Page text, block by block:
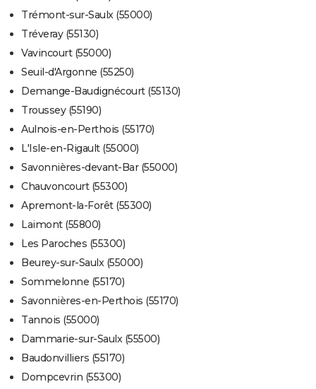
Trémont-sur-Saulx (55000)
Tréveray (55130)
Vavincourt (55000)
Seuil-d'Argonne (55250)
Demange-Baudignécourt (55130)
Troussey (55190)
Aulnois-en-Perthois (55170)
L'Isle-en-Rigault (55000)
Savonnières-devant-Bar (55000)
Chauvoncourt (55300)
Apremont-la-Forêt (55300)
Laimont (55800)
Les Paroches (55300)
Beurey-sur-Saulx (55000)
Sommelonne (55170)
Savonnières-en-Perthois (55170)
Tannois (55000)
Dammarie-sur-Saulx (55500)
Baudonvilliers (55170)
Dompcevrin (55300)